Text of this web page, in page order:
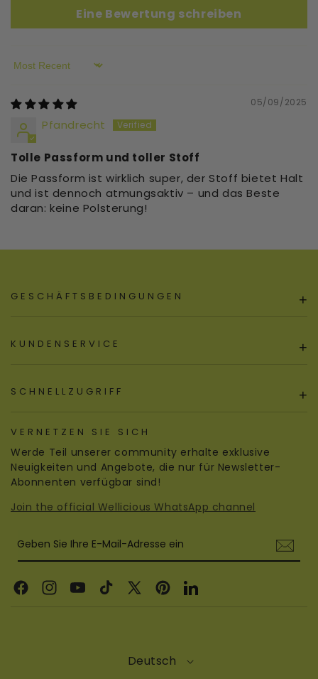
Eine Bewertung schreiben
Sort by
05/09/2025
Pfandrecht
Tolle Passform und toller Stoff
Die Passform ist wirklich super, der Stoff bietet Halt
und ist dennoch atmungsaktiv – und das Beste
daran: keine Polsterung!
GESCHÄFTSBEDINGUNGEN +
KUNDENSERVICE +
SCHNELLZUGRIFF +
VERNETZEN SIE SICH
Werde Teil unserer community erhalte exklusive
Neuigkeiten und Angebote, die nur für Newsletter-
Abonnenten verfügbar sind!
Join the official Wellicious WhatsApp channel
Geben Sie Ihre E-Mail-Adresse ein
FacebookInstagramYouTubeTikTokX
PinterestLinkedIn
Deutsch